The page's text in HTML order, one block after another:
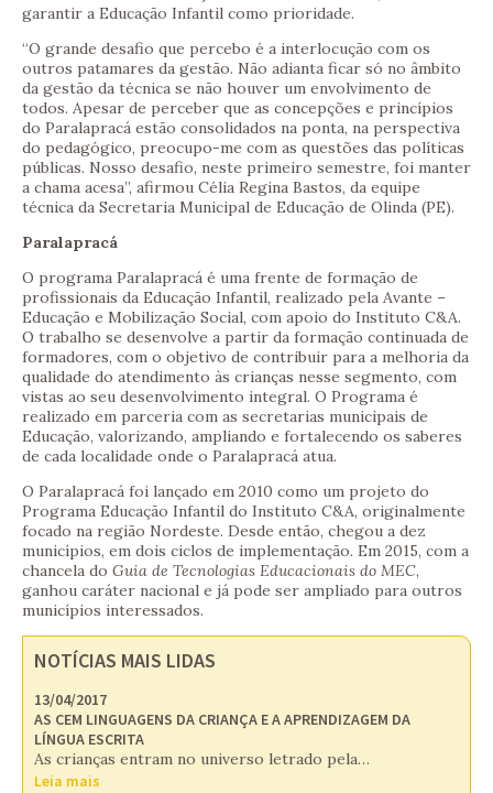
garantir a Educação Infantil como prioridade.
“O grande desafio que percebo é a interlocução com os
outros patamares da gestão. Não adianta ficar só no âmbito
da gestão da técnica se não houver um envolvimento de
todos. Apesar de perceber que as concepções e princípios
do Paralapracá estão consolidados na ponta, na perspectiva
do pedagógico, preocupo-me com as questões das políticas
públicas. Nosso desafio, neste primeiro semestre, foi manter
a chama acesa”, afirmou Célia Regina Bastos, da equipe
técnica da Secretaria Municipal de Educação de Olinda (PE).
Paralapracá
O programa Paralapracá é uma frente de formação de
profissionais da Educação Infantil, realizado pela Avante –
Educação e Mobilização Social, com apoio do Instituto C&A.
O trabalho se desenvolve a partir da formação continuada de
formadores, com o objetivo de contribuir para a melhoria da
qualidade do atendimento às crianças nesse segmento, com
vistas ao seu desenvolvimento integral. O Programa é
realizado em parceria com as secretarias municipais de
Educação, valorizando, ampliando e fortalecendo os saberes
de cada localidade onde o Paralapracá atua.
O Paralapracá foi lançado em 2010 como um projeto do
Programa Educação Infantil do Instituto C&A, originalmente
focado na região Nordeste. Desde então, chegou a dez
municípios, em dois ciclos de implementação. Em 2015, com a
chancela do Guia de Tecnologias Educacionais do MEC,
ganhou caráter nacional e já pode ser ampliado para outros
municípios interessados.
NOTÍCIAS MAIS LIDAS
13/04/2017
AS CEM LINGUAGENS DA CRIANÇA E A APRENDIZAGEM DA
LÍNGUA ESCRITA
As crianças entram no universo letrado pela…
Leia mais